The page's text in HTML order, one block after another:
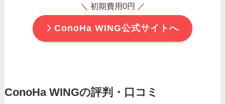
＼ 初期費用0円 ／
ConoHa WING公式サイトへ
ConoHa WINGの評判・口コミ